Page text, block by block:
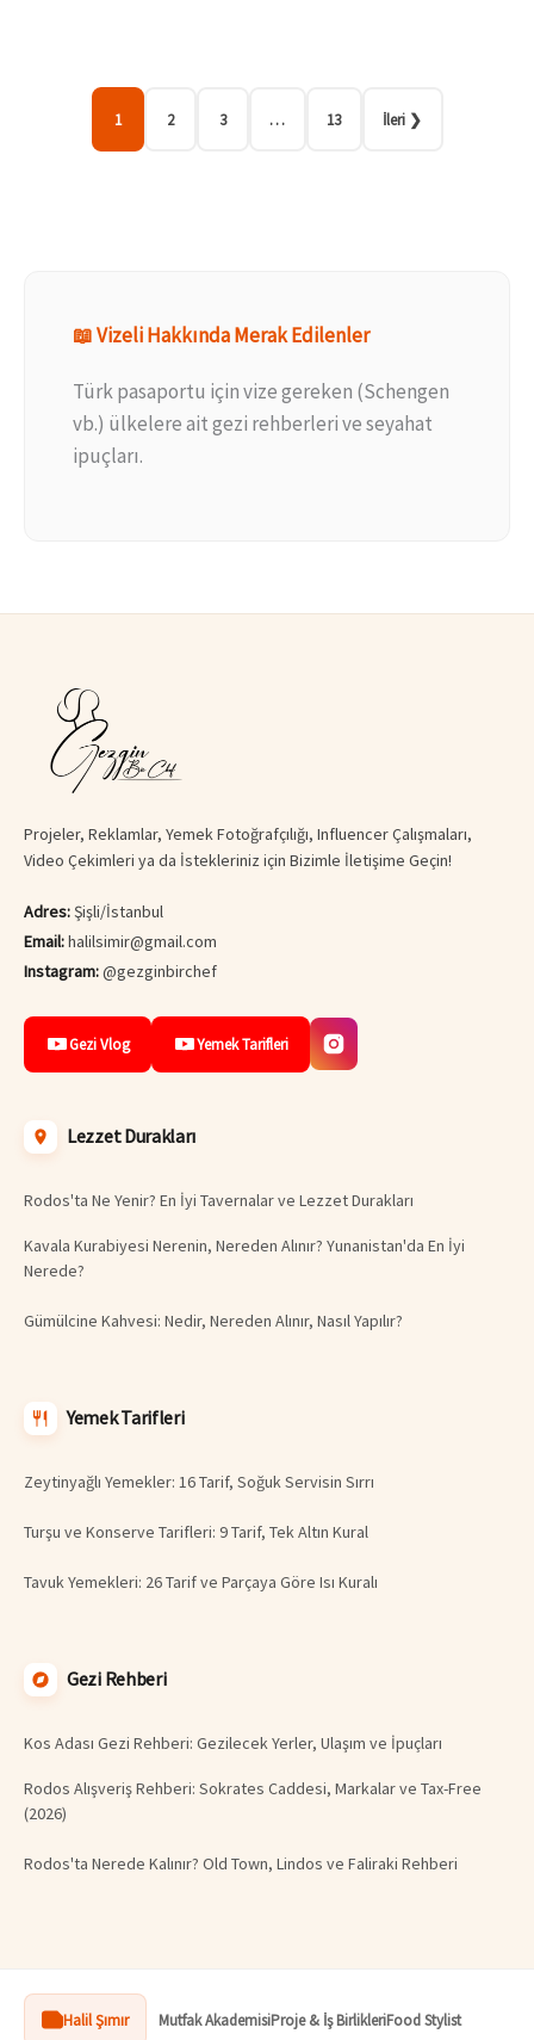
1 2 3 … 13 İleri ❯
📖 Vizeli Hakkında Merak Edilenler
Türk pasaportu için vize gereken (Schengen
vb.) ülkelere ait gezi rehberleri ve seyahat
ipuçları.
Projeler, Reklamlar, Yemek Fotoğrafçılığı, Influencer Çalışmaları,
Video Çekimleri ya da İstekleriniz için Bizimle İletişime Geçin!
Adres:Şişli/İstanbul
Email:halilsimir@gmail.com
Instagram:@gezginbirchef
Gezi Vlog Yemek Tarifleri
Lezzet Durakları
Rodos'ta Ne Yenir? En İyi Tavernalar ve Lezzet Durakları
Kavala Kurabiyesi Nerenin, Nereden Alınır? Yunanistan'da En İyi
Nerede?
Gümülcine Kahvesi: Nedir, Nereden Alınır, Nasıl Yapılır?
Yemek Tarifleri
Zeytinyağlı Yemekler: 16 Tarif, Soğuk Servisin Sırrı
Turşu ve Konserve Tarifleri: 9 Tarif, Tek Altın Kural
Tavuk Yemekleri: 26 Tarif ve Parçaya Göre Isı Kuralı
Gezi Rehberi
Kos Adası Gezi Rehberi: Gezilecek Yerler, Ulaşım ve İpuçları
Rodos Alışveriş Rehberi: Sokrates Caddesi, Markalar ve Tax-Free
(2026)
Rodos'ta Nerede Kalınır? Old Town, Lindos ve Faliraki Rehberi
Halil Şımır Mutfak AkademisiProje & İş BirlikleriFood Stylist